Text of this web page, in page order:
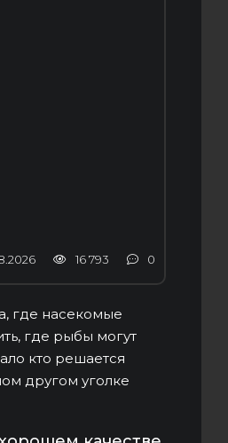
16 793 0
где насекомые
где рыбы могут
кто решается
другом уголке